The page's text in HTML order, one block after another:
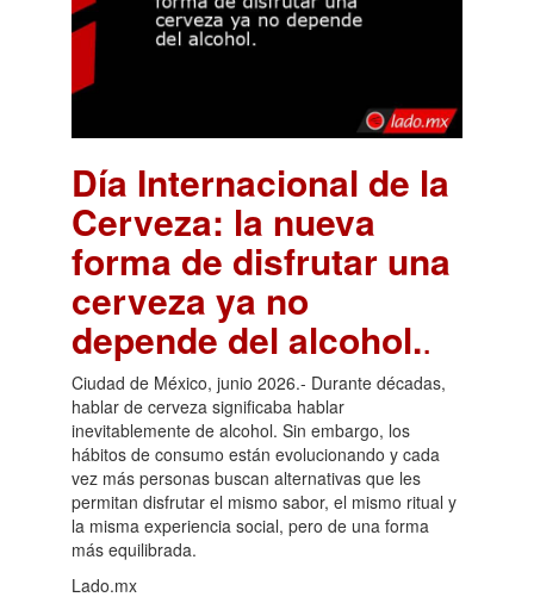
Día Internacional de la
Cerveza: la nueva
forma de disfrutar una
cerveza ya no
depende del alcohol..
Ciudad de México, junio 2026.- Durante décadas,
hablar de cerveza significaba hablar
inevitablemente de alcohol. Sin embargo, los
hábitos de consumo están evolucionando y cada
vez más personas buscan alternativas que les
permitan disfrutar el mismo sabor, el mismo ritual y
la misma experiencia social, pero de una forma
más equilibrada.
Lado.mx